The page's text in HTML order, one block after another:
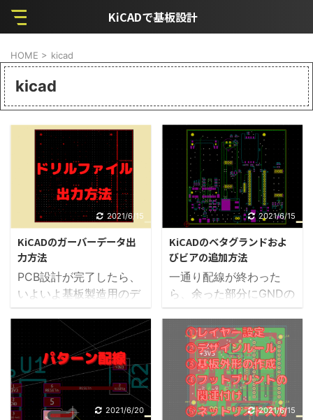
KiCADで基板設計
HOME > kicad
kicad
2021/6/15
KiCADのガーバーデータ出
力方法
PCB設計が完了したら、
いよいよ基板製造用のデ
ータ出力となります。 デ
ータ出力の前に基板の設
計がしっかりと完了して
いるかどうかを再度確認
してください。 特に上部
メニューのてんとう虫の
アイコン「デザインルー
2021/6/15
KiCADのベタグランドおよ
びビアの追加方法
一通り配線が終わった
ら、余った部分にGNDの
強化として「ベタグラン
ド」を配置します。 ベタ
グランドを追加すること
により、基板の安定動作
やノイズ耐性が向上しま
す。 KiCADでのベタグ
ランドが非常に簡単に作
2021/6/20 2021/6/15